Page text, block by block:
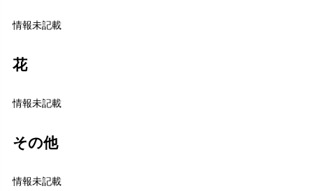
情報未記載
花
情報未記載
その他
情報未記載